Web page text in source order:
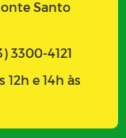
Santo
3300-4121
e 14h às